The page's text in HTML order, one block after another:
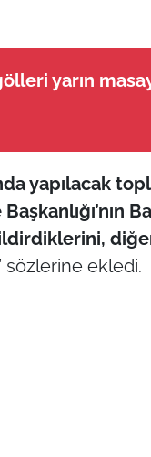
yarın
yapılacak
sözlerine ekledi.